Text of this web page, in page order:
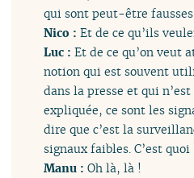
qui sont peut-être fausses
Nico :Et de ce qu’ils
Luc :Et de ce qu’on veut
notion qui est souvent
dans la presse et qui
expliquée, ce sont les
dire que c’est la
signaux faibles. C’est quoi
Manu :Oh là, là !